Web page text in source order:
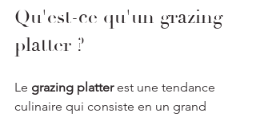
Qu'est-ce qu'un grazing
platter ?
Le grazing platter est une tendance
culinaire qui consiste en un grand